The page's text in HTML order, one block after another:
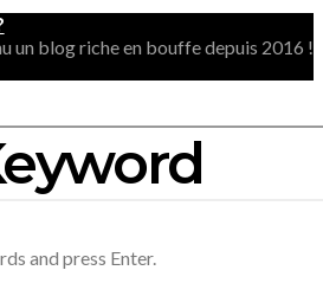
un blog riche en bouffe depuis 2016 !
and press Enter.